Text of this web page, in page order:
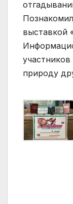
выставкой
природу